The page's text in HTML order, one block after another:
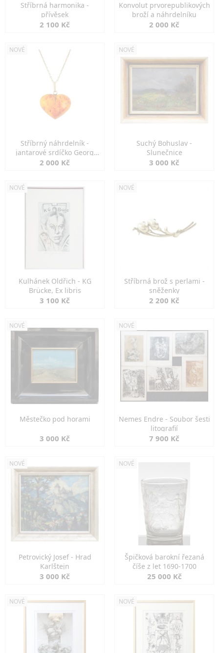
Stříbrná harmonika -
přívěsek
2 100 Kč
Konvolut prvorepublikových
broží a náhrdelníku
2 000 Kč
NOVÉ
Stříbrný náhrdelník -
jantarové srdíčko Georg
Kramer
2 000 Kč
NOVÉ
Suchý Bohuslav -
Slunečnice
3 000 Kč
NOVÉ
Kulhánek Oldřich - KG
Brücke, Ex libris
3 100 Kč
NOVÉ
Stříbrná brož s perlami -
sněženky
2 200 Kč
NOVÉ
Městečko pod horami
3 000 Kč
NOVÉ
Nemes Endre - Soubor šesti
litografií
7 900 Kč
NOVÉ
Petrovický Josef - Hrad
Karlštejn
3 000 Kč
NOVÉ
Špičková barokní řezaná
číše z let 1690-1700
25 000 Kč
NOVÉ NOVÉ